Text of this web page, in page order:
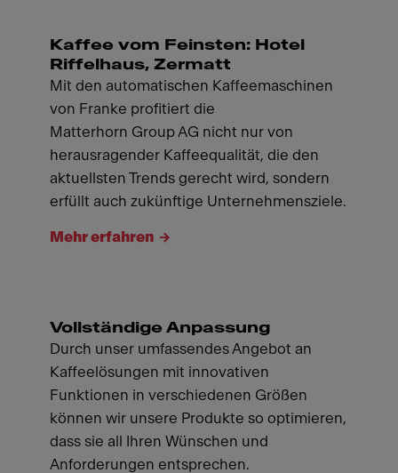
Kaffee vom Feinsten: Hotel
Riffelhaus, Zermatt
Mit den automatischen Kaffeemaschinen
von Franke profitiert die
Matterhorn Group AG nicht nur von
herausragender Kaffeequalität, die den
aktuellsten Trends gerecht wird, sondern
erfüllt auch zukünftige Unternehmensziele.
Mehr erfahren
Vollständige Anpassung
Durch unser umfassendes Angebot an
Kaffeelösungen mit innovativen
Funktionen in verschiedenen Größen
können wir unsere Produkte so optimieren,
dass sie all Ihren Wünschen und
Anforderungen entsprechen.